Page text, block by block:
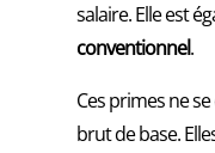
salaire. Elle est
conventionnel.
Ces primes ne
brut de base.